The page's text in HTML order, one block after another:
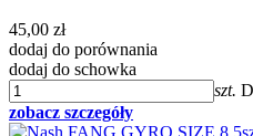
45,00 zł
dodaj do porównania
dodaj do schowka
szt.
zobacz szczegóły